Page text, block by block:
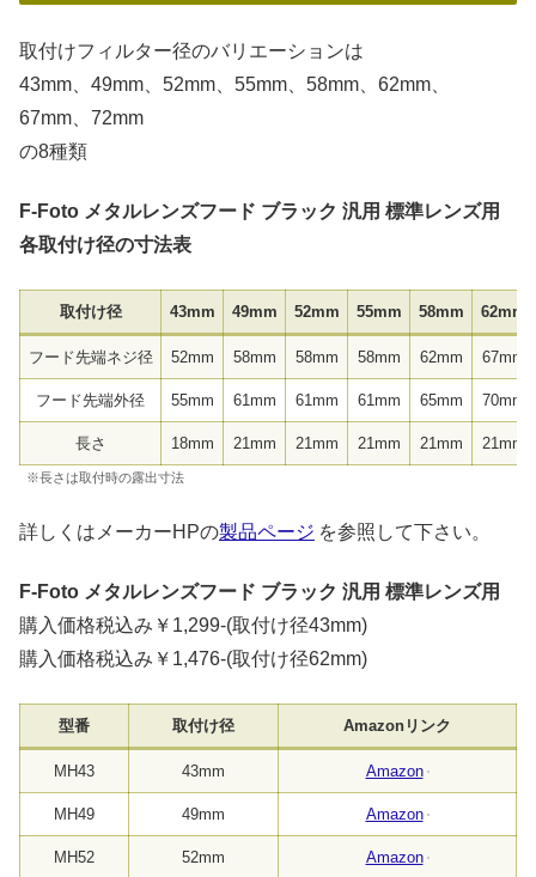
取付けフィルター径のバリエーションは
43mm、49mm、52mm、55mm、58mm、62mm、
67mm、72mm
の8種類
F-Foto メタルレンズフード ブラック 汎用 標準レンズ用
各取付け径の寸法表
取付け径 43mm 49mm 52mm 55mm 58mm 62mm
フード先端ネジ径 52mm 58mm 58mm 58mm 62mm 67mm
フード先端外径 55mm 61mm 61mm 61mm 65mm 70mm
長さ 18mm 21mm 21mm 21mm 21mm 21mm
※長さは取付時の露出寸法
詳しくはメーカーHPの製品ページ を参照して下さい。
F-Foto メタルレンズフード ブラック 汎用 標準レンズ用
購入価格税込み￥1,299-(取付け径43mm)
購入価格税込み￥1,476-(取付け径62mm)
型番 取付け径 Amazonリンク
MH43 43mm Amazon
MH49 49mm Amazon
MH52 52mm Amazon